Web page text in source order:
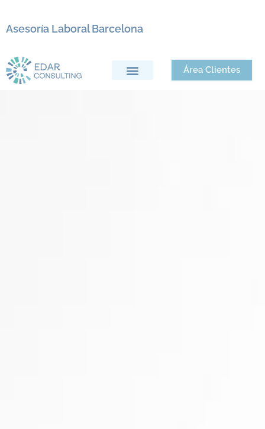
Asesoría Laboral Barcelona
Área Clientes